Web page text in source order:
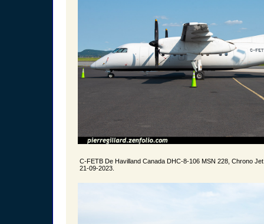
C-FETB De Havilland Canada DHC-8-106 MSN 228, Chrono
21-09-2023.